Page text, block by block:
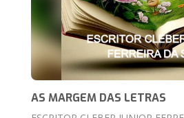
AS MARGEM DAS LETRAS